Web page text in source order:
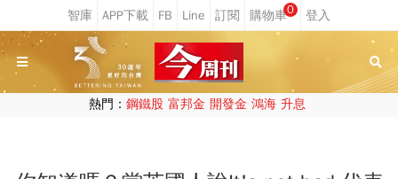
0
熱門： 鋼鐵股 富邦金 開發金 鴻海 升息